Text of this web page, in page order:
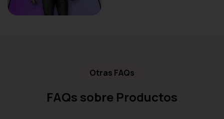
Otras FAQs
FAQs sobre Productos